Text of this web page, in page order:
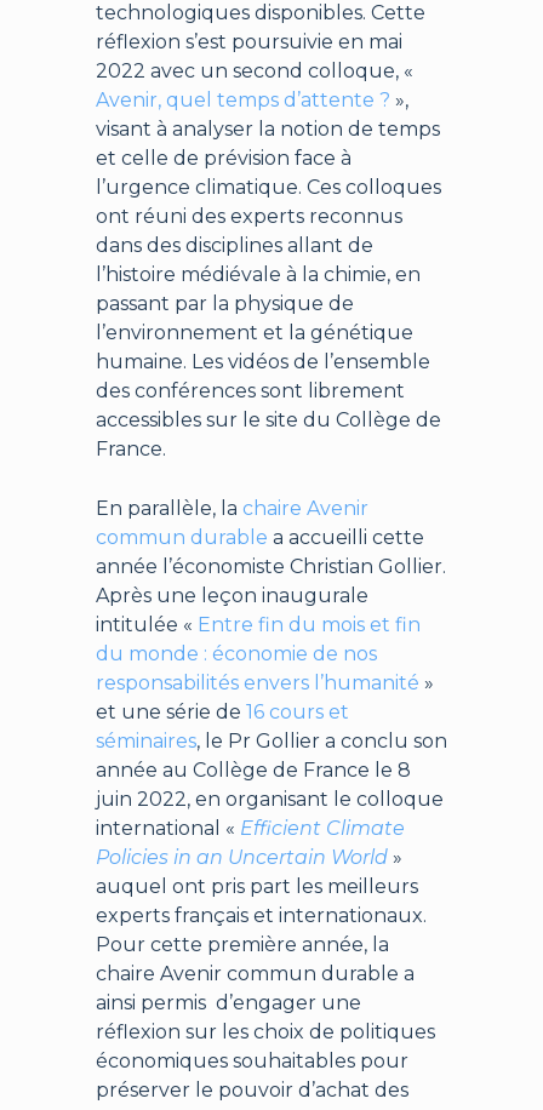
technologiques disponibles. Cette
réflexion s’est poursuivie en mai
2022 avec un second colloque, «
Avenir, quel temps d’attente ? »,
visant à analyser la notion de temps
et celle de prévision face à
l’urgence climatique. Ces colloques
ont réuni des experts reconnus
dans des disciplines allant de
l’histoire médiévale à la chimie, en
passant par la physique de
l’environnement et la génétique
humaine. Les vidéos de l’ensemble
des conférences sont librement
accessibles sur le site du Collège de
France.
En parallèle, la chaire Avenir
commun durable a accueilli cette
année l’économiste Christian Gollier.
Après une leçon inaugurale
intitulée « Entre fin du mois et fin
du monde : économie de nos
responsabilités envers l’humanité »
et une série de 16 cours et
séminaires, le Pr Gollier a conclu son
année au Collège de France le 8
juin 2022, en organisant le colloque
international « Efficient Climate
Policies in an Uncertain World »
auquel ont pris part les meilleurs
experts français et internationaux.
Pour cette première année, la
chaire Avenir commun durable a
ainsi permis d’engager une
réflexion sur les choix de politiques
économiques souhaitables pour
préserver le pouvoir d’achat des